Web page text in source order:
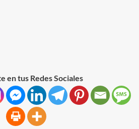
en tus Redes Sociales